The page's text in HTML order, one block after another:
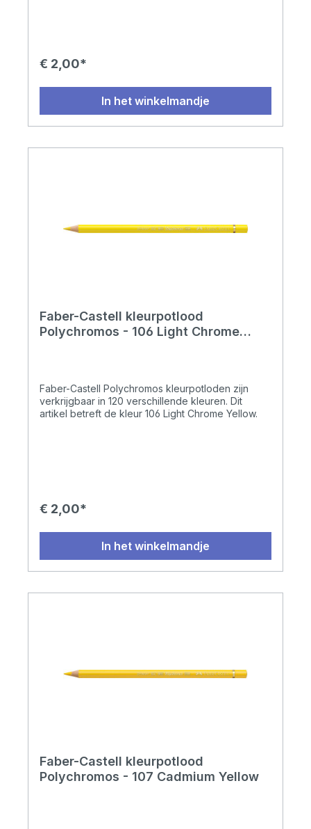
€ 2,00*
In het winkelmandje
Faber-Castell kleurpotlood
Polychromos - 106 Light Chrome
Faber-Castell Polychromos kleurpotloden zijn
verkrijgbaar in 120 verschillende kleuren. Dit
artikel betreft de kleur 106 Light Chrome Yellow.
€ 2,00*
In het winkelmandje
Faber-Castell kleurpotlood
Polychromos - 107 Cadmium Yellow